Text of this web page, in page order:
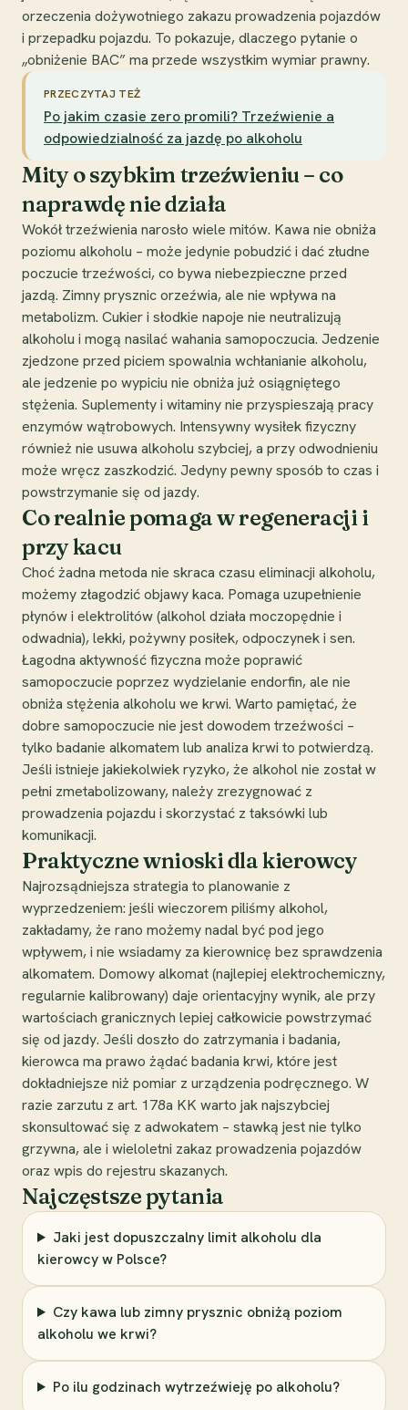
orzeczenia dożywotniego zakazu prowadzenia pojazdów
i przepadku pojazdu. To pokazuje, dlaczego pytanie o
„obniżenie BAC” ma przede wszystkim wymiar prawny.
PRZECZYTAJ TEŻ
Po jakim czasie zero promili? Trzeźwienie a
odpowiedzialność za jazdę po alkoholu
Mity o szybkim trzeźwieniu – co
naprawdę nie działa
Wokół trzeźwienia narosło wiele mitów. Kawa nie obniża
poziomu alkoholu – może jedynie pobudzić i dać złudne
poczucie trzeźwości, co bywa niebezpieczne przed
jazdą. Zimny prysznic orzeźwia, ale nie wpływa na
metabolizm. Cukier i słodkie napoje nie neutralizują
alkoholu i mogą nasilać wahania samopoczucia. Jedzenie
zjedzone przed piciem spowalnia wchłanianie alkoholu,
ale jedzenie po wypiciu nie obniża już osiągniętego
stężenia. Suplementy i witaminy nie przyspieszają pracy
enzymów wątrobowych. Intensywny wysiłek fizyczny
również nie usuwa alkoholu szybciej, a przy odwodnieniu
może wręcz zaszkodzić. Jedyny pewny sposób to czas i
powstrzymanie się od jazdy.
Co realnie pomaga w regeneracji i
przy kacu
Choć żadna metoda nie skraca czasu eliminacji alkoholu,
możemy złagodzić objawy kaca. Pomaga uzupełnienie
płynów i elektrolitów (alkohol działa moczopędnie i
odwadnia), lekki, pożywny posiłek, odpoczynek i sen.
Łagodna aktywność fizyczna może poprawić
samopoczucie poprzez wydzielanie endorfin, ale nie
obniża stężenia alkoholu we krwi. Warto pamiętać, że
dobre samopoczucie nie jest dowodem trzeźwości –
tylko badanie alkomatem lub analiza krwi to potwierdzą.
Jeśli istnieje jakiekolwiek ryzyko, że alkohol nie został w
pełni zmetabolizowany, należy zrezygnować z
prowadzenia pojazdu i skorzystać z taksówki lub
komunikacji.
Praktyczne wnioski dla kierowcy
Najrozsądniejsza strategia to planowanie z
wyprzedzeniem: jeśli wieczorem piliśmy alkohol,
zakładamy, że rano możemy nadal być pod jego
wpływem, i nie wsiadamy za kierownicę bez sprawdzenia
alkomatem. Domowy alkomat (najlepiej elektrochemiczny,
regularnie kalibrowany) daje orientacyjny wynik, ale przy
wartościach granicznych lepiej całkowicie powstrzymać
się od jazdy. Jeśli doszło do zatrzymania i badania,
kierowca ma prawo żądać badania krwi, które jest
dokładniejsze niż pomiar z urządzenia podręcznego. W
razie zarzutu z art. 178a KK warto jak najszybciej
skonsultować się z adwokatem – stawką jest nie tylko
grzywna, ale i wieloletni zakaz prowadzenia pojazdów
oraz wpis do rejestru skazanych.
Najczęstsze pytania
Jaki jest dopuszczalny limit alkoholu dla
kierowcy w Polsce?
Czy kawa lub zimny prysznic obniżą poziom
alkoholu we krwi?
Po ilu godzinach wytrzeźwieję po alkoholu?